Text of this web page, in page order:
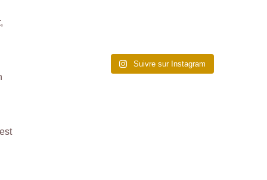
Suivre sur Instagram